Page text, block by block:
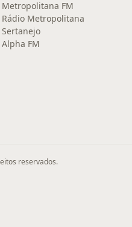
Metropolitana FM
Rádio Metropolitana
Sertanejo
Alpha FM
reservados.